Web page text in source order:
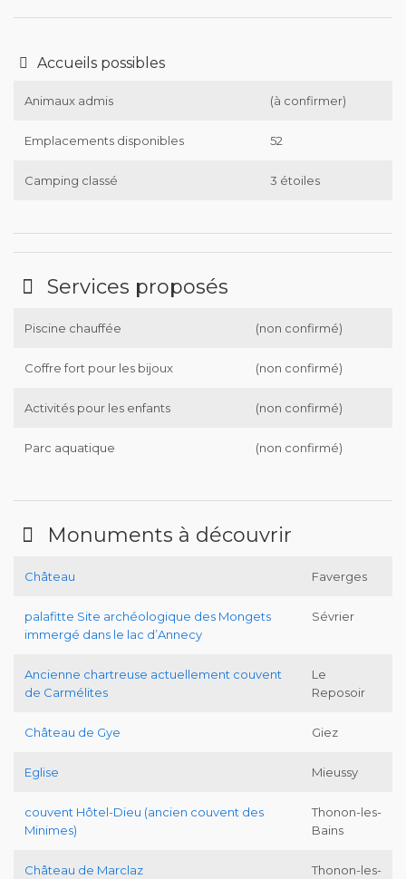
Accueils possibles
Animaux admis (à confirmer)
Emplacements disponibles 52
Camping classé 3 étoiles
Services proposés
Piscine chauffée (non confirmé)
Coffre fort pour les bijoux (non confirmé)
Activités pour les enfants (non confirmé)
Parc aquatique (non confirmé)
Monuments à découvrir
Château Faverges
palafitte Site archéologique des Mongets
immergé dans le lac d’Annecy
Sévrier
Ancienne chartreuse actuellement couvent
de Carmélites
Le
Reposoir
Château de Gye Giez
Eglise Mieussy
couvent Hôtel-Dieu (ancien couvent des
Minimes)
Thonon-les-
Bains
Château de Marclaz
Thonon-les-